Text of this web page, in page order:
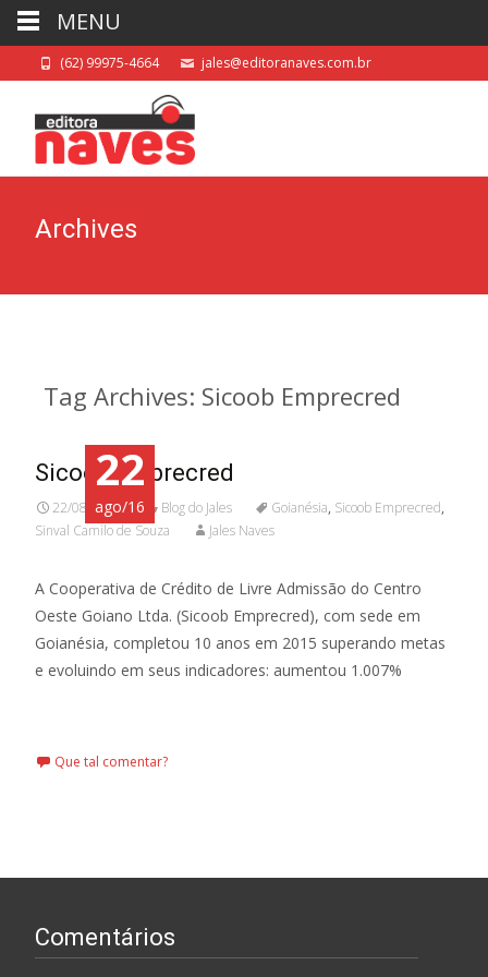
(62) 99975-4664 jales@editoranaves.com.br
Archives
Tag Archives: Sicoob Emprecred
22
ago/16
Sicoob Emprecred
22/08/2016 Blog do Jales Goianésia, Sicoob Emprecred,
Sinval Camilo de Souza
Jales Naves
A Cooperativa de Crédito de Livre Admissão do Centro
Oeste Goiano Ltda. (Sicoob Emprecred), com sede em
Goianésia, completou 10 anos em 2015 superando metas
e evoluindo em seus indicadores: aumentou 1.007%
Que tal comentar?
Comentários
MENU